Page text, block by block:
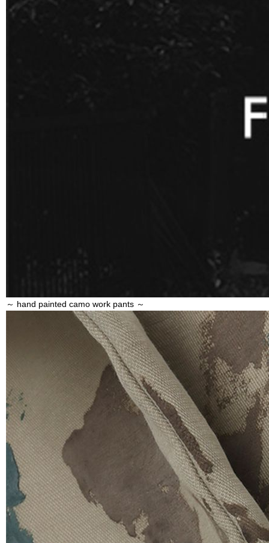
～ hand painted camo work pants ～